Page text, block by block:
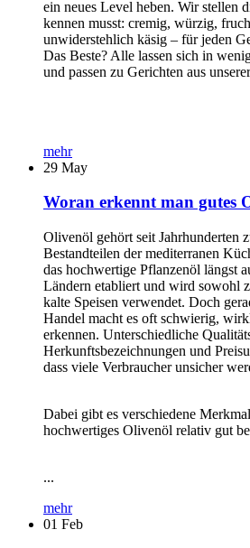
ein neues Level heben. Wir stellen
kennen musst: cremig, würzig,
unwiderstehlich käsig – für jeden
Das Beste? Alle lassen sich in
und passen zu Gerichten aus
mehr
29 May
Woran erkennt man gutes
Olivenöl gehört seit Jahrhunderten
Bestandteilen der mediterranen
das hochwertige Pflanzenöl längst
Ländern etabliert und wird sowohl
kalte Speisen verwendet. Doch
Handel macht es oft schwierig,
erkennen. Unterschiedliche
Herkunftsbezeichnungen und
dass viele Verbraucher unsicher
Dabei gibt es verschiedene
hochwertiges Olivenöl relativ gut
...
mehr
01 Feb